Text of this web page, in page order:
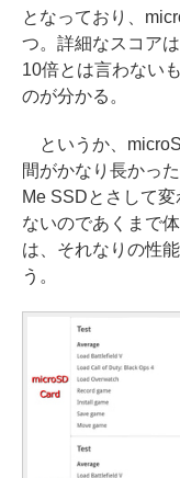
となっており、
つ。詳細なスコア
10倍とは言わない
のが分かる。
というか、
間がかなり長かっ
Me SSDとさして
ないのであくまで
は、それなりの性
う。